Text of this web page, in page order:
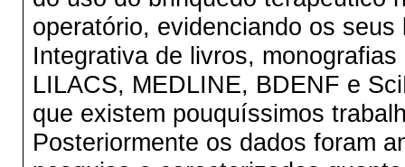
operatório, evidenciando os
Integrativa de livros,
LILACS, MEDLINE, BDENF e
que existem pouquíssimos
Posteriormente os dados foram